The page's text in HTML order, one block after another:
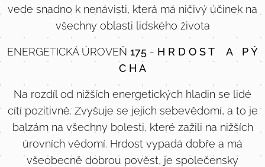
vede snadno k nenávisti, která má ničivý účinek na
všechny oblasti lidského života
ENERGETICKÁ ÚROVEŇ 175 - H R D O S T A P Ý
C H A
Na rozdíl od nižších energetických hladin se lidé
cítí pozitivně. Zvyšuje se jejich sebevědomí, a to je
balzám na všechny bolesti, které zažili na nižších
úrovních vědomí. Hrdost vypadá dobře a má
všeobecně dobrou pověst, je společensky